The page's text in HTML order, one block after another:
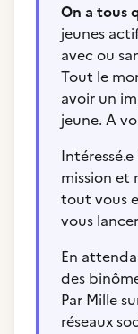
On a tous
jeunes
avec ou
Tout le
avoir un
jeune. A
mission et
tout vous
vous
En
des
Par Mille
réseaux